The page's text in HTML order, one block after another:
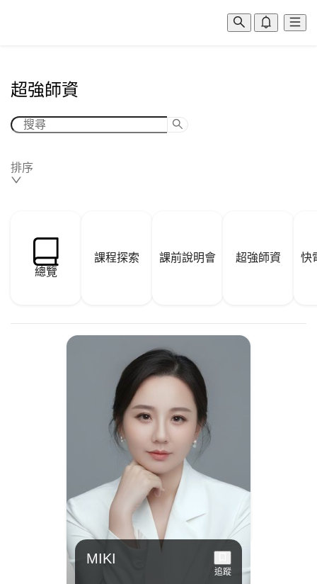
超強師資
排序
總覽
課程探索 課前說明會 超強師資 快
MIKI
追蹤